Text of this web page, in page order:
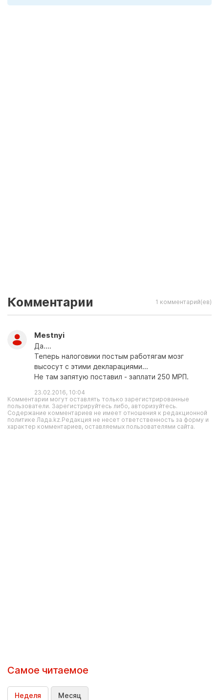
Комментарии 1 комментарий(ев)
Mestnyi
Да....
Теперь налоговики постым работягам мозг
высосут с этими декларациями...
Не там запятую поставил - заплати 250 МРП.
23.02.2016, 10:04
Комментарии могут оставлять только зарегистрированные
пользователи. Зарегистрируйтесь либо, авторизуйтесь.
Содержание комментариев не имеет отношения к редакционной
политике Лада.kz.Редакция не несет ответственность за форму и
характер комментариев, оставляемых пользователями сайта.
Самое читаемое
Неделя Месяц